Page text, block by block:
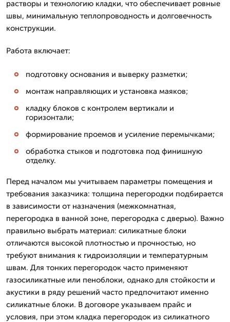
растворы и технологию кладки, что обеспечивает ровные
швы, минимальную теплопроводность и долговечность
конструкции.
Работа включает:
подготовку основания и выверку разметки;
монтаж направляющих и установка маяков;
кладку блоков с контролем вертикали и
горизонтали;
формирование проемов и усиление перемычками;
обработка стыков и подготовка под финишную
отделку.
Перед началом мы учитываем параметры помещения и
требования заказчика: толщина перегородки подбирается
в зависимости от назначения (межкомнатная,
перегородка в ванной зоне, перегородка с дверью). Важно
правильно выбрать материал: силикатные блоки
отличаются высокой плотностью и прочностью, но
требуют внимания к гидроизоляции и температурным
швам. Для тонких перегородок часто применяют
газосиликатные или пеноблоки, однако для стойкости и
акустики в ряду решений часто предпочитают именно
силикатные блоки. В договоре указываем прайс и
условия, при этом кладка перегородок из силикатного